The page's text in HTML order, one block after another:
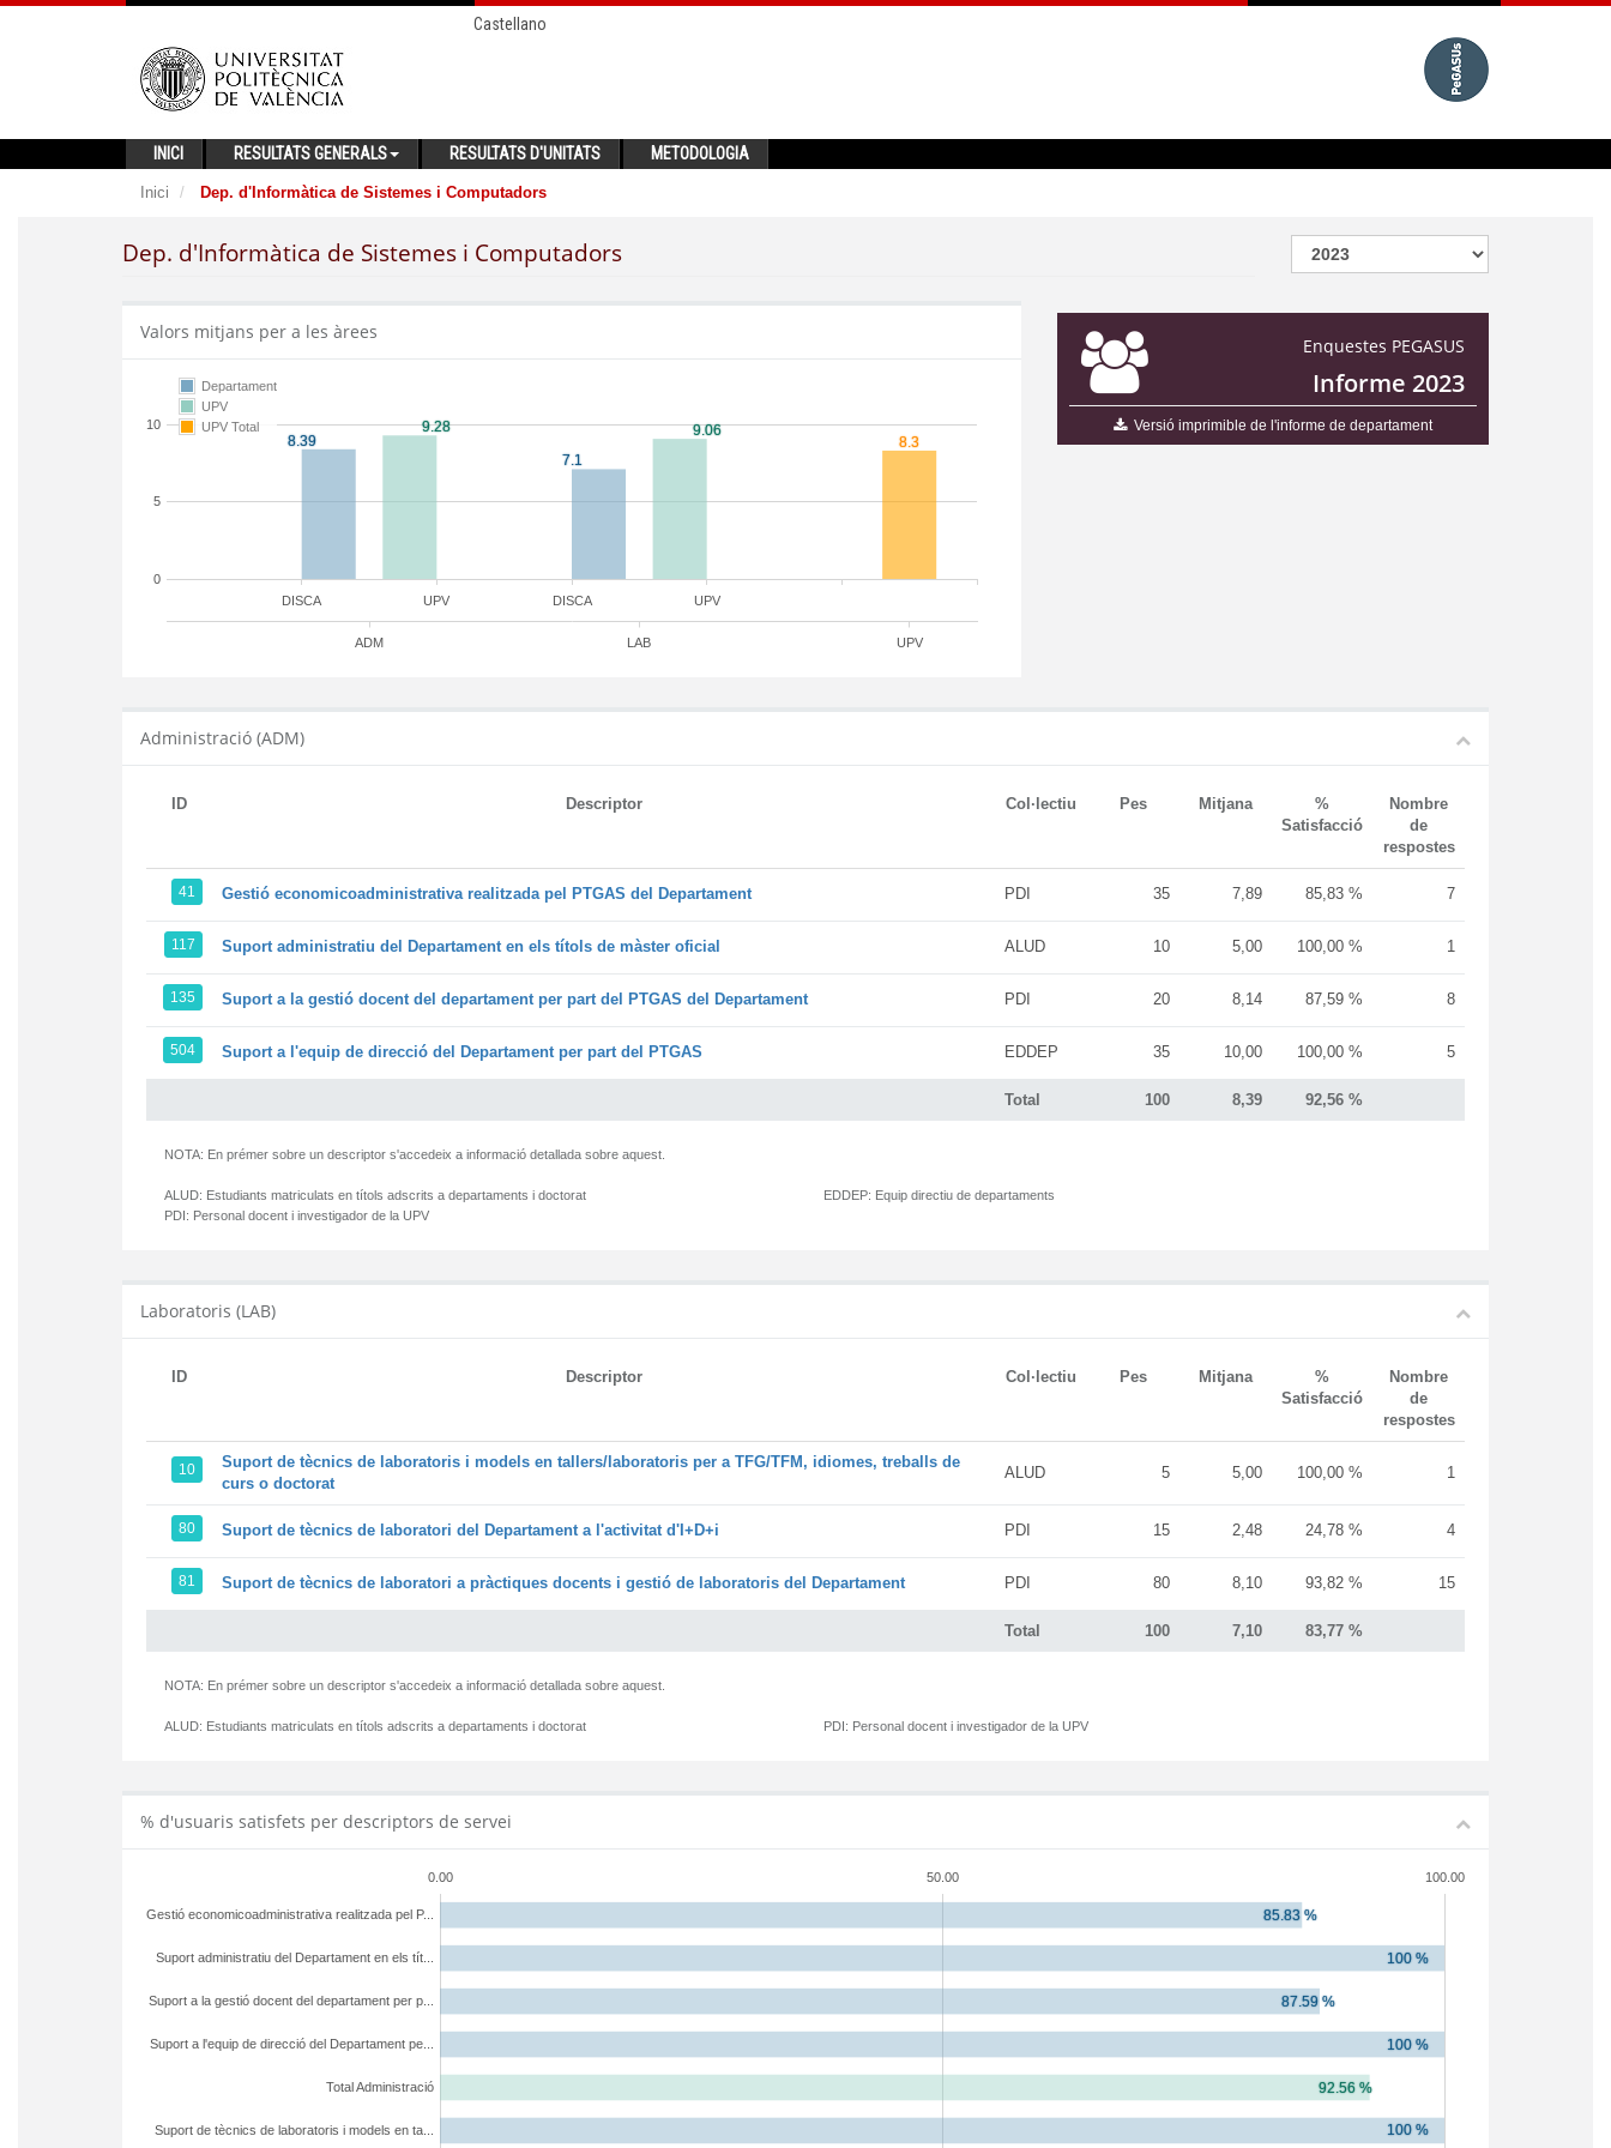
Castellano
INICI RESULTATS GENERALS RESULTATS D'UNITATS METODOLOGIA
Inici Dep. d'Informàtica de Sistemes i Computadors
Dep. d'Informàtica de Sistemes i Computadors
Enquestes PEGASUS
Informe 2023
Versió imprimible de l'informe de departament
Valors mitjans per a les àrees
DISCA DISCA
UPV UPV
ADM LAB UPV
0
5
10
Departament
UPV
UPV Total
Administració (ADM)
ID Descriptor Col·lectiu Pes Mitjana
%
Satisfacció
Nombre
de
respostes
Total 100 8,39 92,56 %
41 Gestió economicoadministrativa realitzada pel PTGAS del Departament PDI 35 7,89 85,83 % 7
117 Suport administratiu del Departament en els títols de màster oficial ALUD 10 5,00 100,00 % 1
135 Suport a la gestió docent del departament per part del PTGAS del Departament PDI 20 8,14 87,59 % 8
504 Suport a l'equip de direcció del Departament per part del PTGAS EDDEP 35 10,00 100,00 % 5
NOTA: En prémer sobre un descriptor s'accedeix a informació detallada sobre aquest.
ALUD: Estudiants matriculats en títols adscrits a departaments i doctorat
PDI: Personal docent i investigador de la UPV
EDDEP: Equip directiu de departaments
Laboratoris (LAB)
ID Descriptor Col·lectiu Pes Mitjana
%
Satisfacció
Nombre
de
respostes
Total 100 7,10 83,77 %
10
Suport de tècnics de laboratoris i models en tallers/laboratoris per a TFG/TFM, idiomes, treballs de
curs o doctorat
ALUD 5 5,00 100,00 % 1
80 Suport de tècnics de laboratori del Departament a l'activitat d'I+D+i PDI 15 2,48 24,78 % 4
81 Suport de tècnics de laboratori a pràctiques docents i gestió de laboratoris del Departament PDI 80 8,10 93,82 % 15
NOTA: En prémer sobre un descriptor s'accedeix a informació detallada sobre aquest.
ALUD: Estudiants matriculats en títols adscrits a departaments i doctorat PDI: Personal docent i investigador de la UPV
% d'usuaris satisfets per descriptors de servei
0.00 50.00 100.00
Suport de tècnics de laboratoris i models en ta...
Total Administració
Suport a l'equip de direcció del Departament pe...
Suport a la gestió docent del departament per p...
Suport administratiu del Departament en els tít...
Gestió economicoadministrativa realitzada pel P...